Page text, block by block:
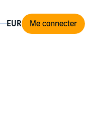
Me connecter